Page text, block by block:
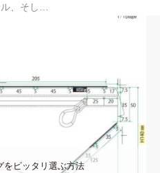
、そし…
をピッタリ選ぶ方法